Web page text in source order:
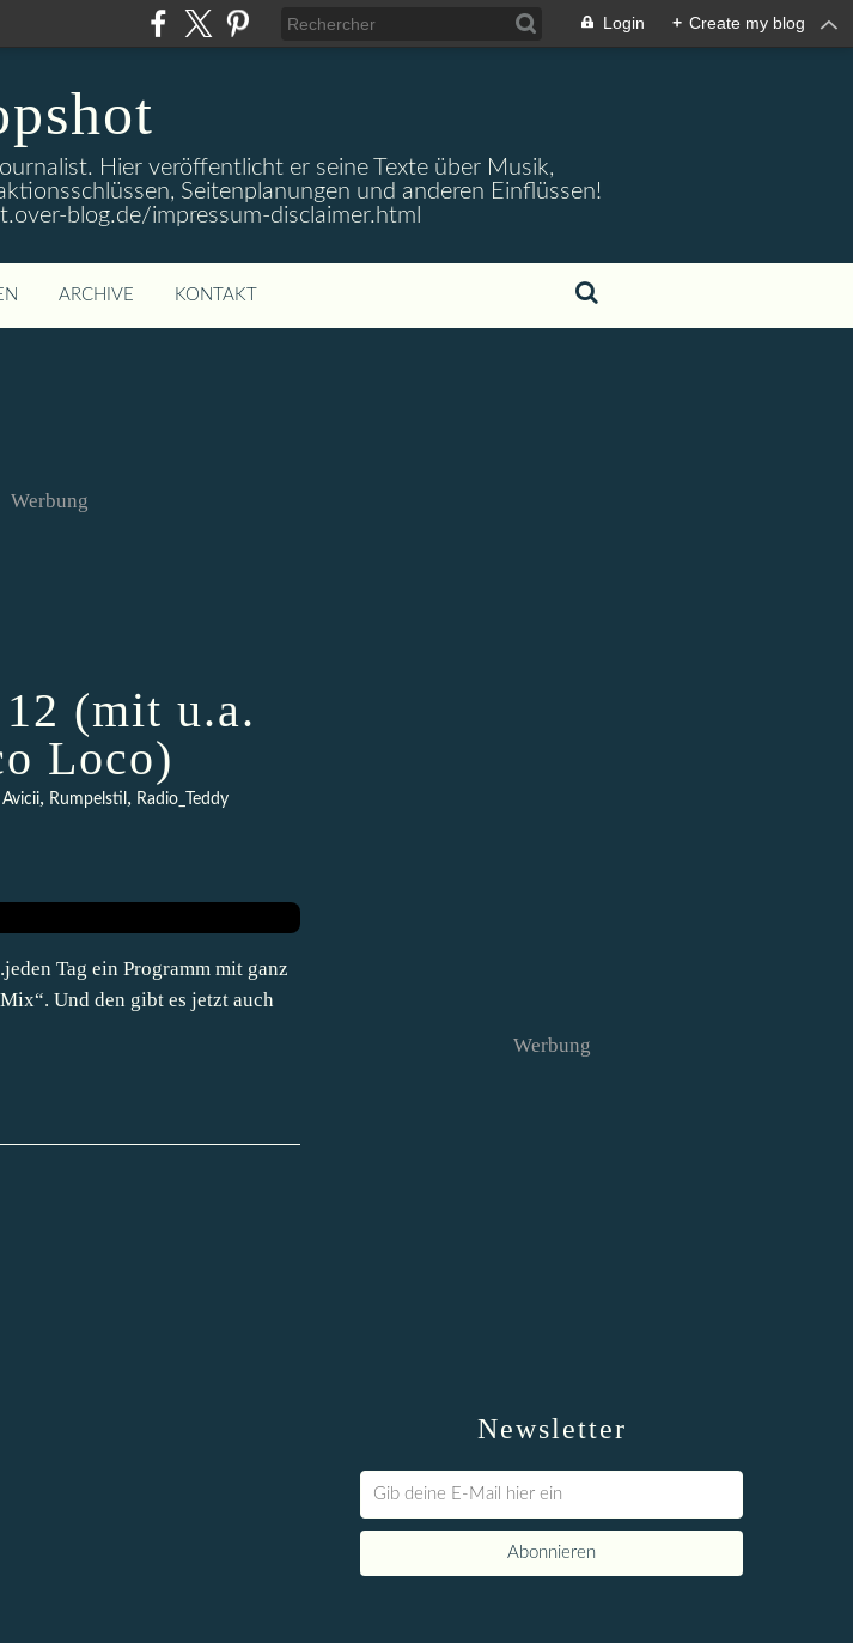
Login + Create my blog
Hier veröffentlicht er seine Texte über Musik,
Seitenplanungen und anderen Einflüssen!
blog.de/impressum-disclaimer.html
ARCHIVE KONTAKT
Werbung
(mit u.a.
Loco)
Avicii, Rumpelstil , Radio_Teddy
Tag ein Programm mit ganz
Und den gibt es jetzt auch
Newsletter
Werbung